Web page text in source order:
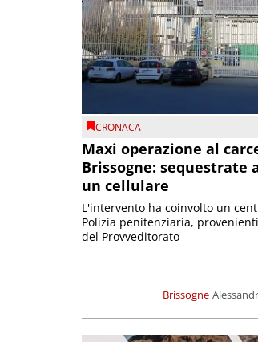
CRONACA
Maxi operazione al
Brissogne: sequestrate
un cellulare
Brissogne
L'intervento ha coinvolto un
Polizia penitenziaria,
del Provveditorato